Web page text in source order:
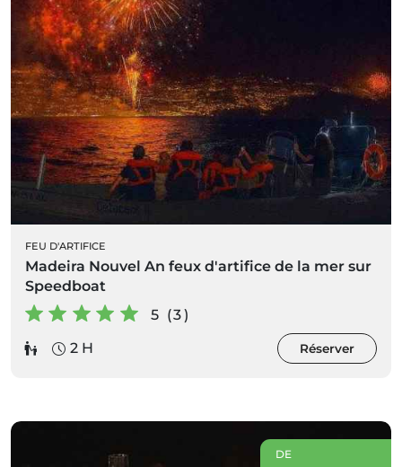
FEU D'ARTIFICE
Madeira Nouvel An feux d'artifice de la mer sur
Speedboat
5 (3)
2 H
Réserver
DE